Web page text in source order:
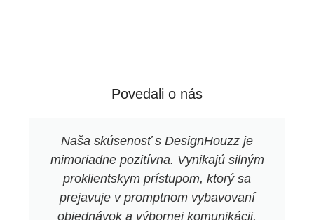
Povedali o nás
Naša skúsenosť s DesignHouzz je
mimoriadne pozitívna. Vynikajú silným
proklientskym prístupom, ktorý sa
prejavuje v promptnom vybavovaní
objednávok a výbornej komunikácii.